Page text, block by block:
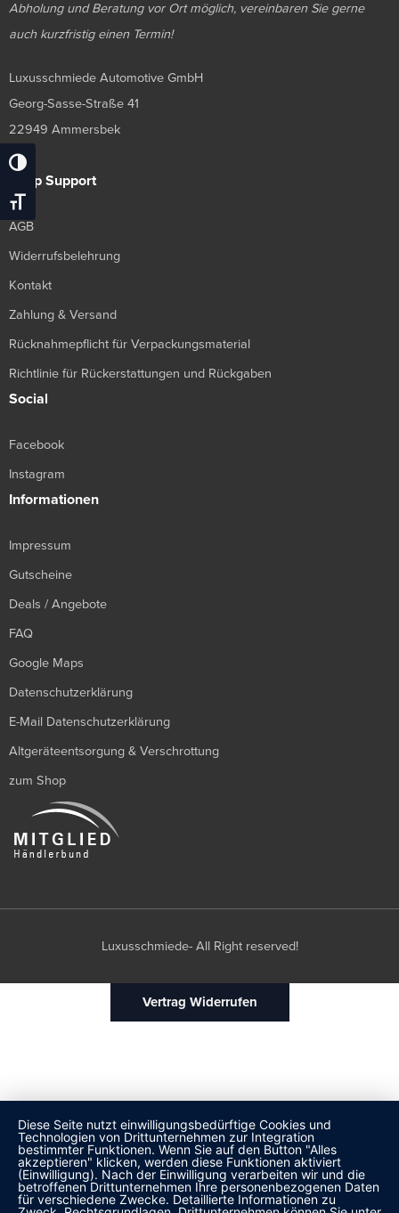
Umschalten Auf Hohe Kontraste
Schrift Vergrößern
Abholung und Beratung vor Ort möglich, vereinbaren Sie gerne
auch kurzfristig einen Termin!
Luxusschmiede Automotive GmbH
Georg-Sasse-Straße 41
22949 Ammersbek
Shop Support
AGB
Widerrufsbelehrung
Kontakt
Zahlung & Versand
Rücknahmepflicht für Verpackungsmaterial
Richtlinie für Rückerstattungen und Rückgaben
Social
Facebook
Instagram
Informationen
Impressum
Gutscheine
Deals / Angebote
FAQ
Google Maps
Datenschutzerklärung
E-Mail Datenschutzerklärung
Altgeräteentsorgung & Verschrottung
zum Shop
Luxusschmiede- All Right reserved!
Vertrag Widerrufen
Diese Seite nutzt einwilligungsbedürftige Cookies und
Technologien von Drittunternehmen zur Integration
bestimmter Funktionen. Wenn Sie auf den Button "Alles
akzeptieren" klicken, werden diese Funktionen aktiviert
(Einwilligung). Nach der Einwilligung verarbeiten wir und die
betroffenen Drittunternehmen Ihre personenbezogenen Daten
für verschiedene Zwecke. Detaillierte Informationen zu